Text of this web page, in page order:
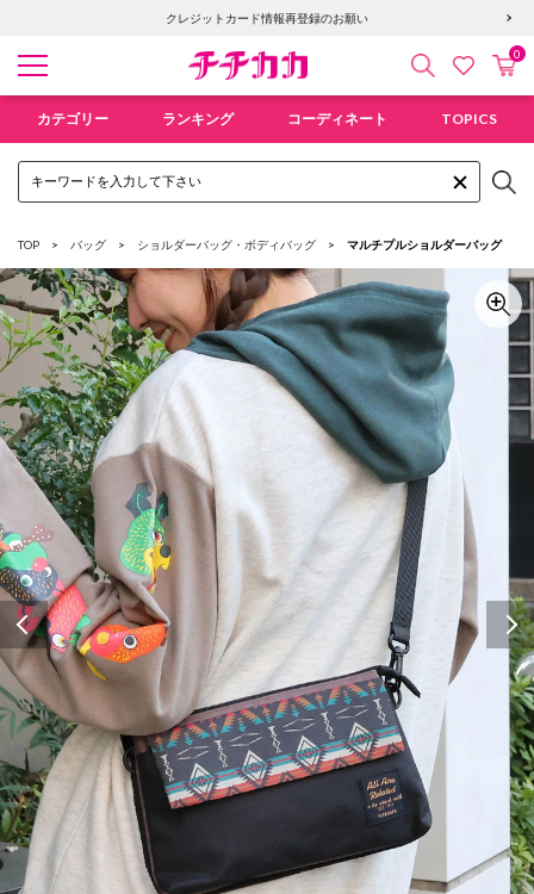
6,400円以上で送料無料！新規会員登録で300pt贈呈！
クレジットカード情報再登録のお願い
検索 お気にカ
0
カテゴリー ランキング コーディネート TOPICS
TOP バッグ ショルダーバッグ・ボディバッグ マルチプルショルダーバッグ
Previous